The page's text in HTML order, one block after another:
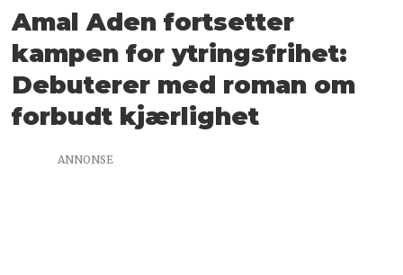
Amal Aden fortsetter
kampen for ytringsfrihet:
Debuterer med roman om
forbudt kjærlighet
ANNONSE